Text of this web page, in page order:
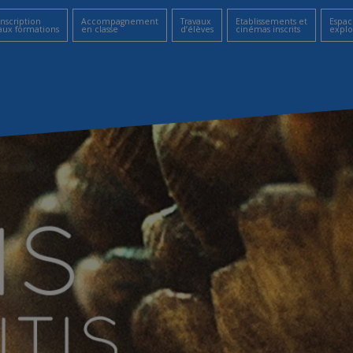
formations
Accompagnement
en classe
Travaux
d’élèves
Etablissements et
cinémas inscrits